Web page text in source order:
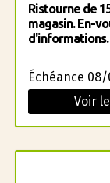
Ristourne de
magasin. En-
d'informations.
Échéance 08/
Voir